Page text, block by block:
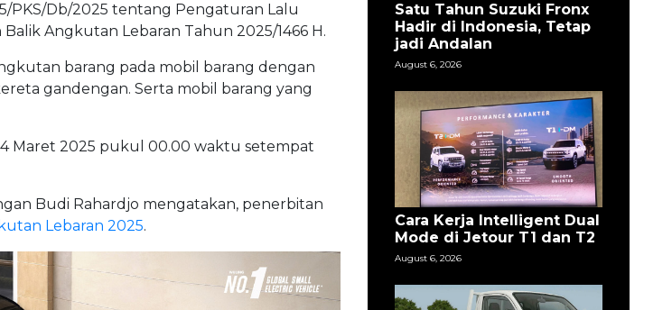
PKS/Db/2025 tentang Pengaturan Lalu
Angkutan Lebaran Tahun 2025/1466 H.
barang pada mobil barang dengan
gandengan. Serta mobil barang yang
Maret 2025 pukul 00.00 waktu setempat
Budi Rahardjo mengatakan, penerbitan
Lebaran 2025.
Satu Tahun Suzuki Fronx
Hadir di Indonesia, Tetap
jadi Andalan
August 6, 2026
Cara Kerja Intelligent Dual
Mode di Jetour T1 dan T2
August 6, 2026